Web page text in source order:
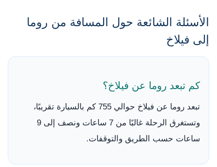
الأسئلة الشائعة حول المسافة من روما
إلى فيلاخ
كم تبعد روما عن فيلاخ؟
تبعد روما عن فيلاخ حوالي 755 كم بالسيارة تقريبًا،
وتستغرق الرحلة غالبًا من 7 ساعات ونصف إلى 9
ساعات حسب الطريق والتوقفات.